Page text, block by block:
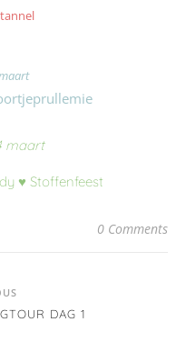
maart
♥ Stoffenfeest
0 Comments
DAG 1